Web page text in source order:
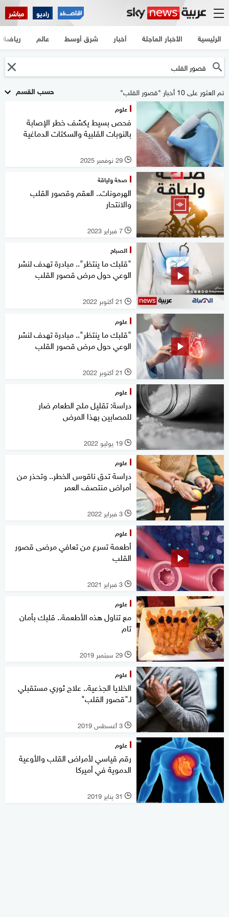
راديو مباشر
الرئيسية الأخبار العاجلة أخبار شرق أوسط عالم رياضة
حسب القسم تم العثور على 10 أخبار "قصور القلب"
علوم
فحص بسيط يكشف خطر الإصابة
بالنوبات القلبية والسكتات الدماغية
l 29 نوفمبر 2025
صحة ولياقة
الهرمونات.. العقم وقصور القلب
والانتحار
l 7 فبراير 2023
الصباح
"قلبك ما ينتظر".. مبادرة تهدف لنشر
الوعي حول مرض قصور القلب
l 21 أكتوبر 2022
علوم
"قلبك ما ينتظر".. مبادرة تهدف لنشر
الوعي حول مرض قصور القلب
l 21 أكتوبر 2022
علوم
دراسة: تقليل ملح الطعام ضار
للمصابين بهذا المرض
l 19 يوليو 2022
علوم
دراسة تدق ناقوس الخطر.. وتحذر من
أمراض منتصف العمر
l 3 فبراير 2022
علوم
أطعمة تسرع من تعافي مرضى قصور
القلب
l 3 فبراير 2021
علوم
مع تناول هذه الأطعمة.. قلبك بأمان
تام
l 29 سبتمبر 2019
علوم
الخلايا الجذعية.. علاج ثوري مستقبلي
لـ"قصور القلب"
l 3 أغسطس 2019
علوم
رقم قياسي لأمراض القلب والأوعية
الدموية في أميركا
l 31 يناير 2019